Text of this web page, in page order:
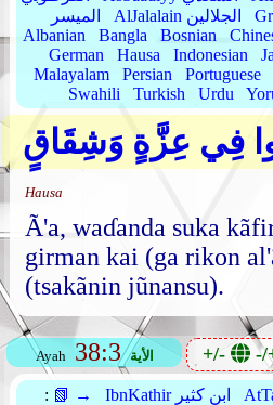
الميسر
AlJalalain الجلالين
Albanian
Bangla Bosnian
German
Hausa Indonesian
Malayalam
Persian Portuguese
Swahili
Turkish Urdu
فِي عِزَّةٍ وَشِقَاقٍ
Hausa
Ã'a, waɗanda suka
girman kai (ga rikon
(tsakãnin jũnansu).
Ayah 38:3 الأية +/- -/
: 📗 → IbnKathir ابن كثير